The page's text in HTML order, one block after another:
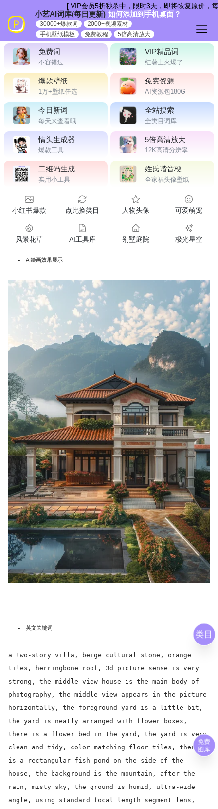
容
免费词
不容错过
VIP精品词
红薯上火爆了
爆款壁纸
1万+壁纸任选
免费资源
AI资源包180G
今日新词
每天来查看哦
全站搜索
全类目词库
情头生成器
爆款工具
5倍高清放大
12K高清分辨率
二维码生成
实用小工具
姓氏谐音梗
全家福头像壁纸
小红书爆款 点此换类目 人物头像 可爱萌宠
风景花草 AI工具库 别墅庭院 极光星空
AI绘画效果展示
英文关键词
a two-story villa, beige cultural stone, orange
tiles, herringbone roof, 3d picture sense is very
strong, the middle view house is the main body of
photography, the middle view appears in the picture
horizontally, the foreground yard is a little bit,
the yard is neatly arranged with flower boxes,
there is a flower bed in the yard, the yard is very
clean and tidy, color matching floor tiles, there
is a rectangular fish pond on the side of the
house, the background is the mountain, after the
rain, misty sky, the ground is humid, ultra-wide
angle, using standard focal length segment lens,
[ VIP会员5折秒杀中，限时3天，即将恢复原价，每
小艺AI词库(每日更新) 如何添加到手机桌面？
30000+爆款词
2000+视频素材
手机壁纸模板
免费教程 5倍高清放大
类目
免费
图库